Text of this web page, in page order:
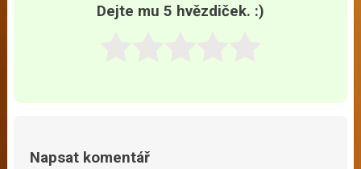
Dejte mu 5 hvězdiček. :)
Napsat komentář